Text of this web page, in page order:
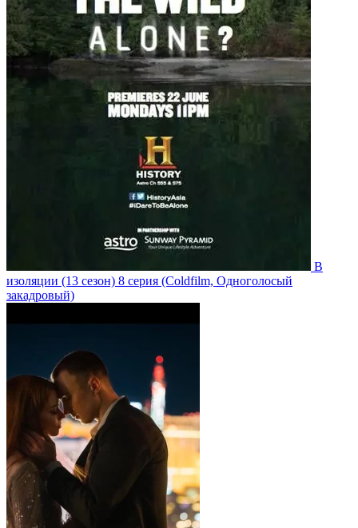
В
изоляции (13 сезон) 8 серия (Coldfilm, Одноголосый
закадровый)